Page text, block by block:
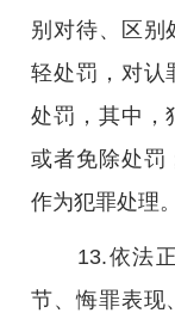
别对待、区别
轻处罚，对认
处罚，其中，
或者免除处罚
作为犯罪处理。
13.依法正
节、悔罪表现